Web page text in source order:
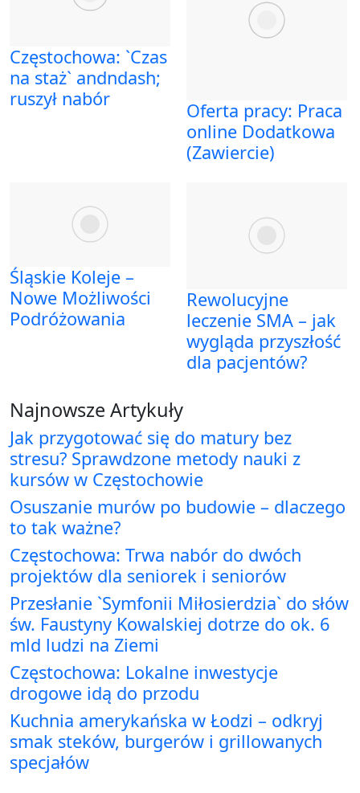
Częstochowa: `Czas
na staż` andndash;
ruszył nabór
Oferta pracy: Praca
online Dodatkowa
(Zawiercie)
Śląskie Koleje –
Nowe Możliwości
Podróżowania
Rewolucyjne
leczenie SMA – jak
wygląda przyszłość
dla pacjentów?
Najnowsze Artykuły
Jak przygotować się do matury bez
stresu? Sprawdzone metody nauki z
kursów w Częstochowie
Osuszanie murów po budowie – dlaczego
to tak ważne?
Częstochowa: Trwa nabór do dwóch
projektów dla seniorek i seniorów
Przesłanie `Symfonii Miłosierdzia` do słów
św. Faustyny Kowalskiej dotrze do ok. 6
mld ludzi na Ziemi
Częstochowa: Lokalne inwestycje
drogowe idą do przodu
Kuchnia amerykańska w Łodzi – odkryj
smak steków, burgerów i grillowanych
specjałów